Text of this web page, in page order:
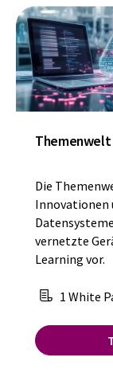
Themenwelt
Die
Innovationen
vernetzte
Learning vor.
1 White